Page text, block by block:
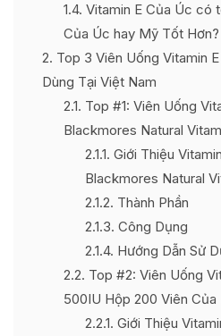
1.4 Vitamin E Của Úc có
Của Úc hay Mỹ Tốt Hơn?
2 Top 3 Viên Uống Vitamin
Dùng Tại Việt Nam
2.1 Top #1: Viên Uống
Blackmores Natural
2.1.1 Giới Thiệu
Blackmores Natural
2.1.2 Thành Phần
2.1.3 Công Dụng
2.1.4 Hướng Dẫn Sử
2.2 Top #2: Viên Uống
500IU Hộp 200 Viên Của
2.2.1 Giới Thiệu